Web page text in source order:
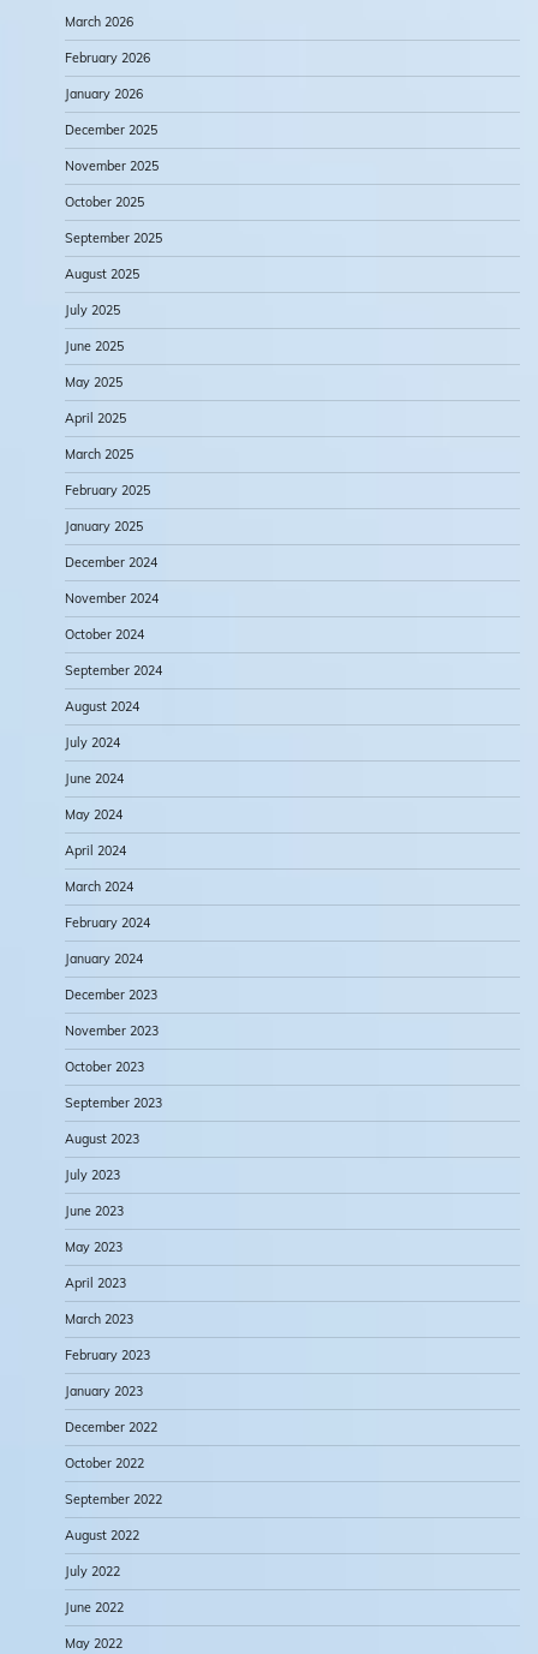
March 2026
February 2026
January 2026
December 2025
November 2025
October 2025
September 2025
August 2025
July 2025
June 2025
May 2025
April 2025
March 2025
February 2025
January 2025
December 2024
November 2024
October 2024
September 2024
August 2024
July 2024
June 2024
May 2024
April 2024
March 2024
February 2024
January 2024
December 2023
November 2023
October 2023
September 2023
August 2023
July 2023
June 2023
May 2023
April 2023
March 2023
February 2023
January 2023
December 2022
October 2022
September 2022
August 2022
July 2022
June 2022
May 2022